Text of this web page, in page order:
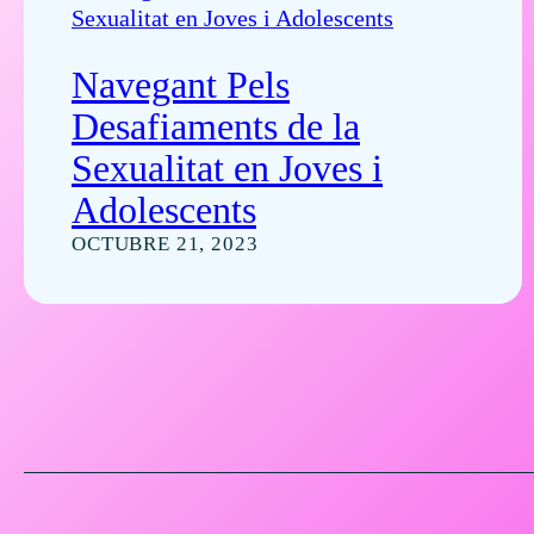
Navegant Pels
Desafiaments de la
Sexualitat en Joves i
Adolescents
OCTUBRE 21, 2023